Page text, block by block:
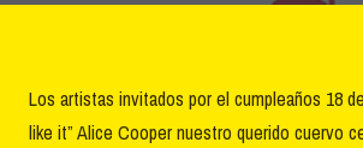
Los artistas invitados por el cumpleaños 18
like it” Alice Cooper nuestro querido cuervo